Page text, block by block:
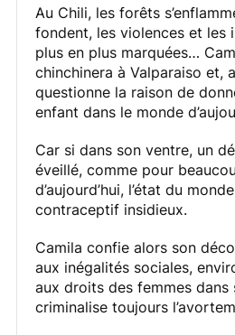
Au Chili, les forêts
fondent, les violences et les
plus en plus marquées…
chinchinera à Valparaiso et,
questionne la raison de
enfant dans le monde
Car si dans son ventre, un
éveillé, comme pour
d’aujourd’hui, l’état du
contraceptif insidieux.
Camila confie alors son
aux inégalités sociales,
aux droits des femmes dans
criminalise toujours